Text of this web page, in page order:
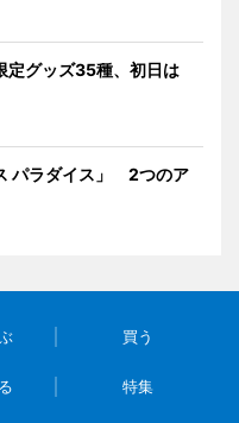
グッズ35種、初日は
パラダイス」 2つのア
買う
特集